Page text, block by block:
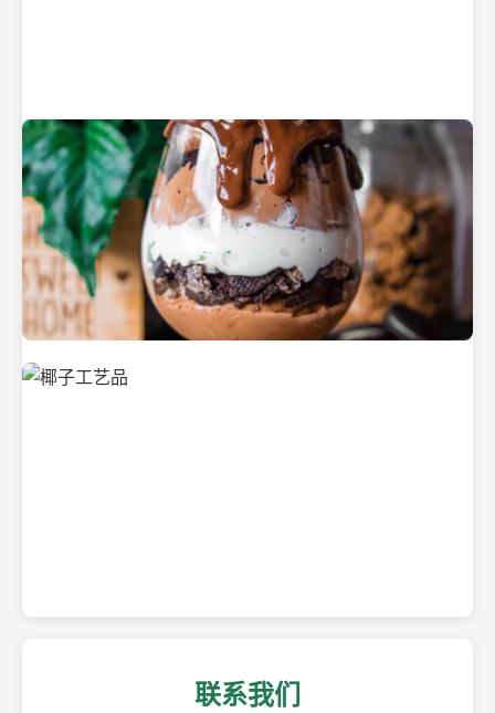
纯净的初榨椰子油
美味的椰子食品
联系我们